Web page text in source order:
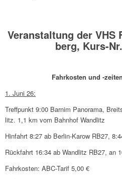
Veran­stal­tung der
berg, Kurs-
Fahr­ko­sten und ‑zeiten
1. Juni 26:
Treff­punkt 9:00 Barnim Panorama,
litz. 1,1 km vom Bahn­hof Wand­litz
Hinfahrt 8:27 ab Berlin-Karow RB27,
Rück­fahrt 16:34 ab Wand­litz RB27, an
Fahr­ko­sten: ABC-Tarif 5,00 €